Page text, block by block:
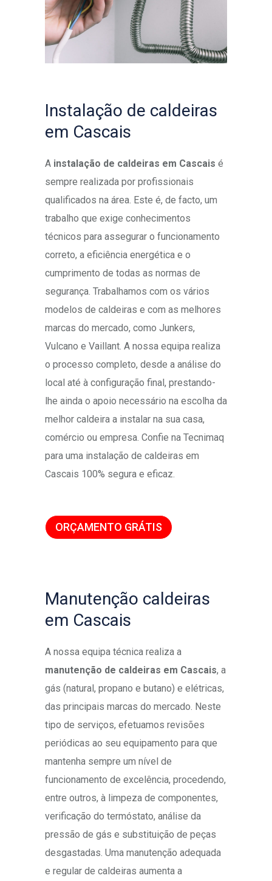
Instalação de caldeiras
em Cascais
A instalação de caldeiras em Cascais é
sempre realizada por profissionais
qualificados na área. Este é, de facto, um
trabalho que exige conhecimentos
técnicos para assegurar o funcionamento
correto, a eficiência energética e o
cumprimento de todas as normas de
segurança. Trabalhamos com os vários
modelos de caldeiras e com as melhores
marcas do mercado, como Junkers,
Vulcano e Vaillant. A nossa equipa realiza
o processo completo, desde a análise do
local até à configuração final, prestando-
lhe ainda o apoio necessário na escolha da
melhor caldeira a instalar na sua casa,
comércio ou empresa. Confie na Tecnimaq
para uma instalação de caldeiras em
Cascais 100% segura e eficaz.
ORÇAMENTO GRÁTIS
Manutenção caldeiras
em Cascais
A nossa equipa técnica realiza a
manutenção de caldeiras em Cascais, a
gás (natural, propano e butano) e elétricas,
das principais marcas do mercado. Neste
tipo de serviços, efetuamos revisões
periódicas ao seu equipamento para que
mantenha sempre um nível de
funcionamento de excelência, procedendo,
entre outros, à limpeza de componentes,
verificação do termóstato, análise da
pressão de gás e substituição de peças
desgastadas. Uma manutenção adequada
e regular de caldeiras aumenta a